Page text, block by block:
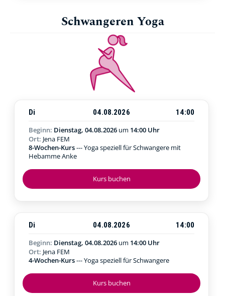
Schwangeren Yoga
Kurs buchen
Di 04.08.2026
14:00
Beginn: Dienstag, 04.08.2026 um 14:00 Uhr
Ort: Jena FEM
8-Wochen-Kurs--- Yoga speziell für Schwangere mit
Hebamme Anke
Kurs buchen
Di 04.08.2026
14:00
Beginn: Dienstag, 04.08.2026 um 14:00 Uhr
Ort: Jena FEM
4-Wochen-Kurs--- Yoga speziell für Schwangere